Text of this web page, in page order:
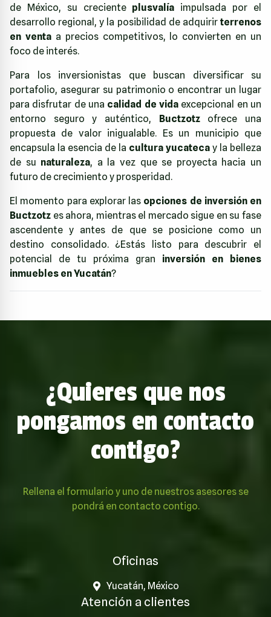
de México, su creciente plusvalía impulsada por el
desarrollo regional, y la posibilidad de adquirir terrenos
en ventaa precios competitivos, lo convierten en un
foco de interés.
Para los inversionistas que buscan diversificar su
portafolio, asegurar su patrimonio o encontrar un lugar
para disfrutar de una calidad de vida excepcional en un
entorno seguro y auténtico, Buctzotzofrece una
propuesta de valor inigualable. Es un municipio que
encapsula la esencia de la cultura yucateca y la belleza
de su naturaleza, a la vez que se proyecta hacia un
futuro de crecimiento y prosperidad.
El momento para explorar las opciones de inversión en
Buctzotz es ahora, mientras el mercado sigue en su fase
ascendente y antes de que se posicione como un
destino consolidado. ¿Estás listo para descubrir el
potencial de tu próxima gran inversión en bienes
inmuebles en Yucatán?
¿Quieres que nos
pongamos en contacto
contigo?
Rellena el formulario y uno de nuestros asesores se
pondrá en contacto contigo.
Oficinas
Yucatán, México
Atención a clientes